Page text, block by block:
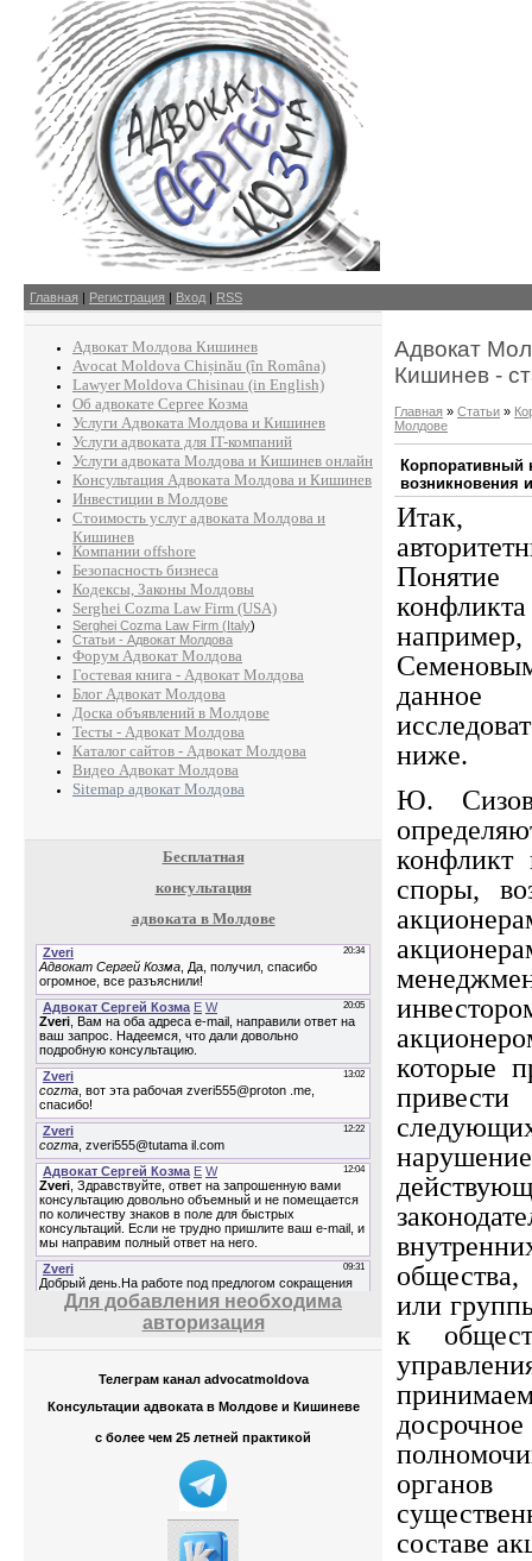
Главная | Регистрация | Вход | RSS
Адвокат Молдова Кишинев
Avocat Moldova Chișinău (în Româna)
Lawyer Moldova Chisinau (in English)
Об адвокате Сергее Козма
Услуги Адвоката Молдова и Кишинев
Услуги адвоката для IT-компаний
Услуги адвоката Молдова и Кишинев онлайн
Консультация Адвоката Молдова и Кишинев
Инвестиции в Молдове
Стоимость услуг адвоката Молдова и
Кишинев
Компании offshore
Безопасность бизнеса
Кодексы, Законы Молдовы
Serghei Cozma Law Firm (USA)
Serghei Cozma Law Firm (Italy)
Статьи - Адвокат Молдова
Форум Адвокат Молдова
Гостевая книга - Адвокат Молдова
Блог Адвокат Молдова
Доска объявлений в Молдове
Тесты - Адвокат Молдова
Каталог сайтов - Адвокат Молдова
Видео Адвокат Молдова
Sitemap адвокат Молдова
Бесплатная
консультация
адвоката в Молдове
Для добавления необходима
авторизация
Телеграм канал advocatmoldova
Консультации адвоката в Молдове и Кишиневе
с более чем 25 летней практикой
Адвокат
Кишинев -
Главная » Статьи »
Молдове
возникновения
Итак,
Понятие
ниже.
Ю.
конфликт
споры,
которые
или
к
составе